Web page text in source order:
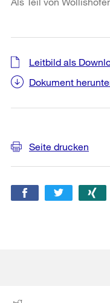
Leitbild als
Dokument
Informationen
Seite drucken